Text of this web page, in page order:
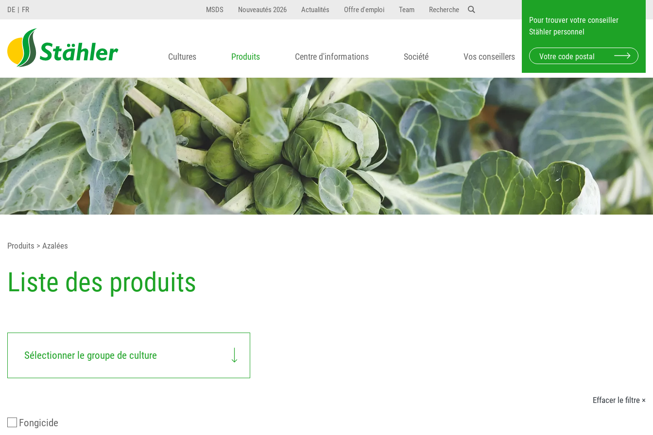
DE FR MSDS Nouveautés 2026 Actualités Offre d'emploi Team Recherche
Pour trouver votre conseiller
Stähler personnel
Cultures Produits Centre d'informations Société Vos conseillers
Produits > Azalées
Liste des produits
Sélectionner le groupe de culture
Effacer le filtre ×
Fongicide